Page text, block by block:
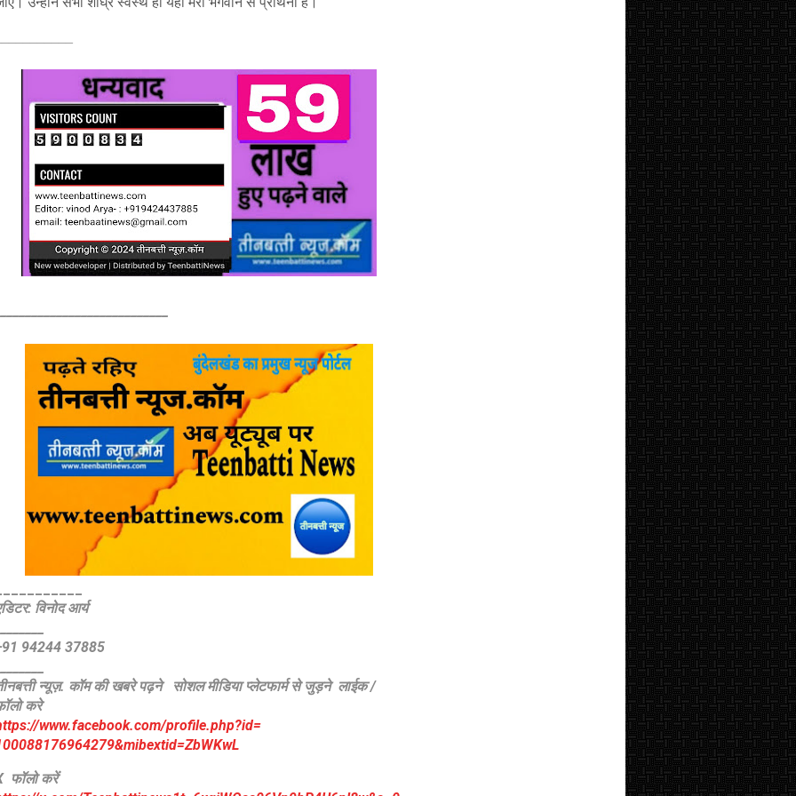
विनोद आर्य
94244 37885
न्यूज़. कॉम की खबरे पढ़नेसोशल मीडिया प्लेटफार्म से जुड़ने लाईक /
करे
www.facebook.com/profile.php?id=
ZbWKwL
फॉलो करें